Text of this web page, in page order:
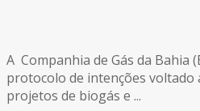
A Companhia de Gás da Bahia
protocolo de intenções voltado
projetos de biogás e ...